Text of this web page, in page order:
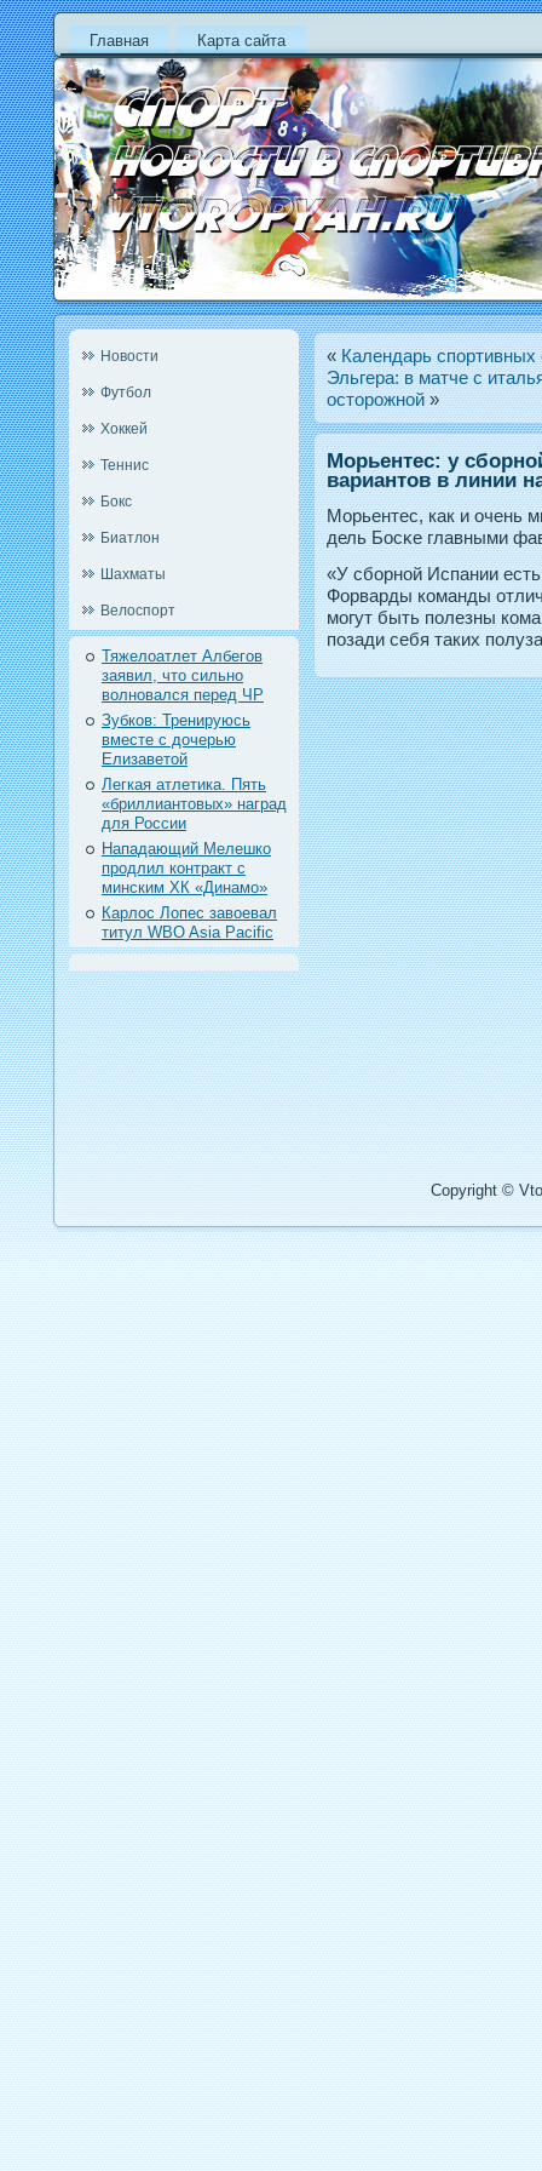
Главная Карта сайта
Новости
Футбол
Хоккей
Теннис
Бокс
Биатлон
Шахматы
Велоспорт
Тяжелоатлет Албегов
заявил, что сильно
волновался перед ЧР
Зубков: Тренируюсь
вместе с дочерью
Елизаветой
Легкая атлетика. Пять
«бриллиантовых» наград
для России
Нападающий Мелешко
продлил контракт с
минским ХК «Динамо»
Карлос Лопес завоевал
титул WBO Asia Pacific
«Календарь спортивных
Эльгера: в матче с
осторожной»
Морьентес: у
вариантов в линии
Морьентес, как и очень
дель Босκе главными
«У сборной Испании
Форварды команды
могут быть полезны
позади себя таких
Copyright ©